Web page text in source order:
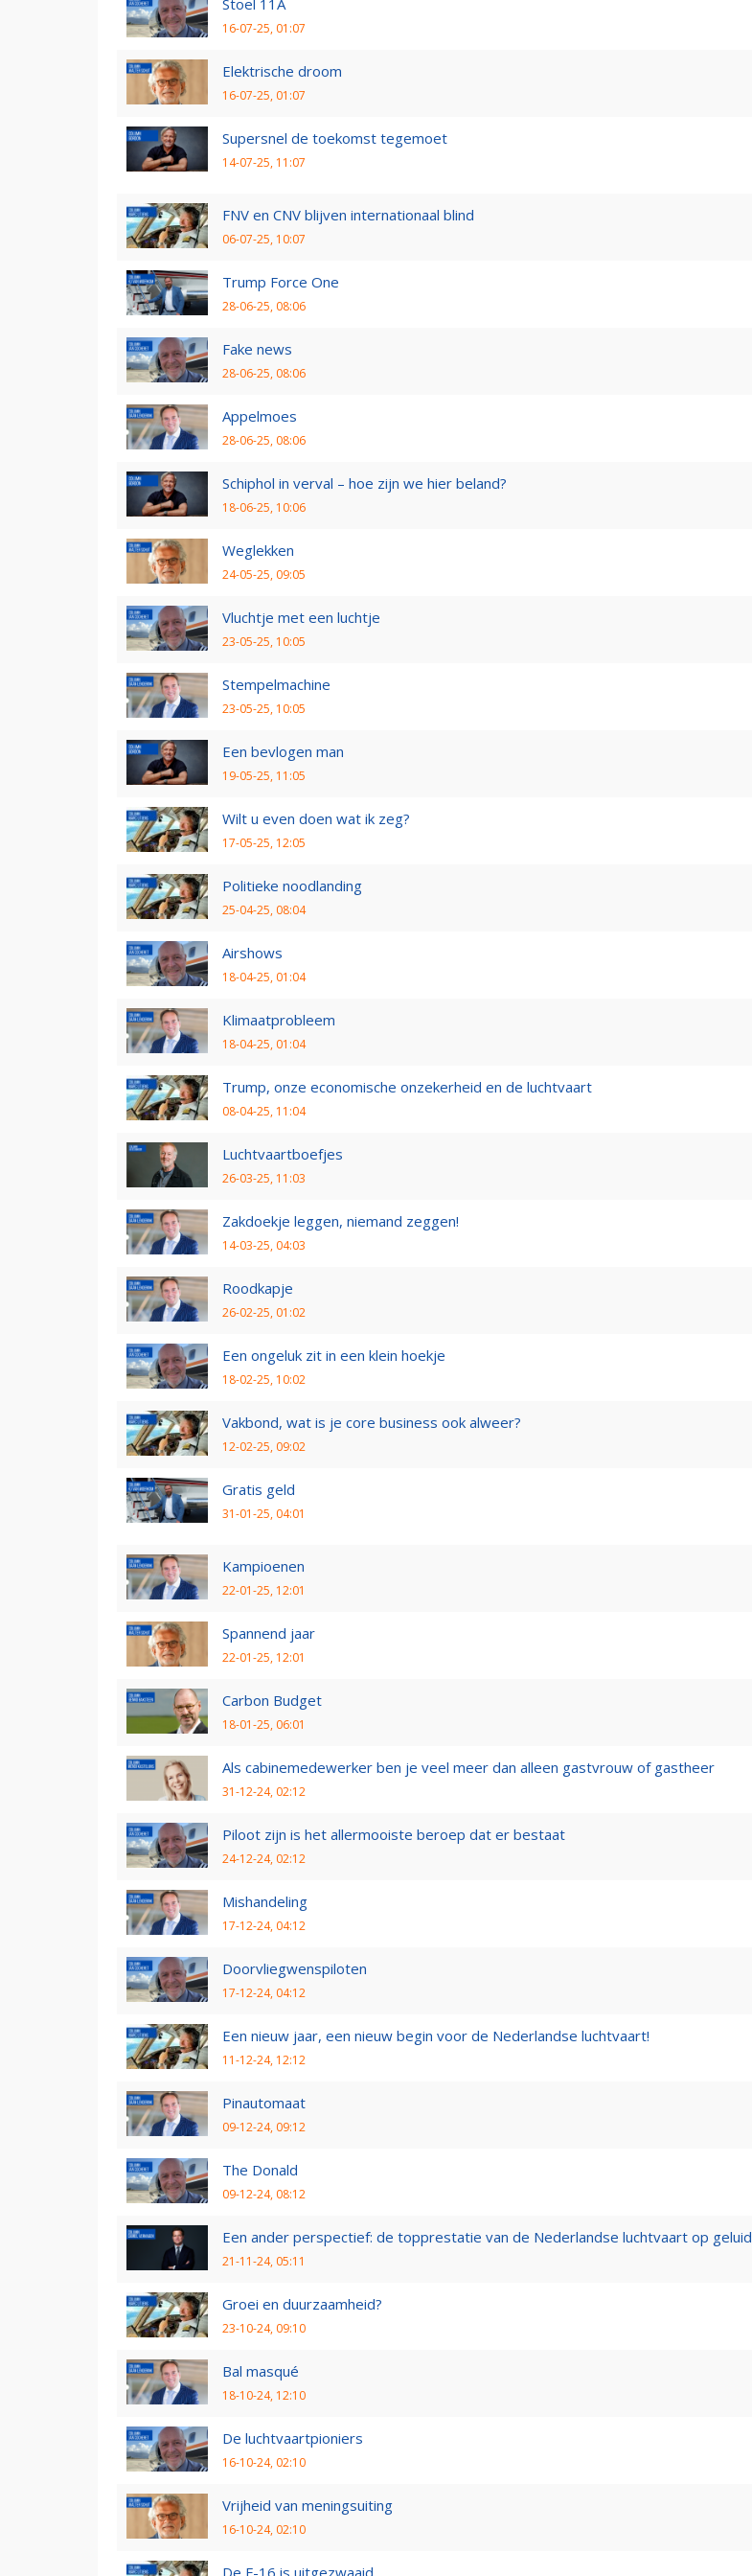
Stoel 11A
16-07-25, 01:07
Elektrische droom
16-07-25, 01:07
Supersnel de toekomst tegemoet
14-07-25, 11:07
FNV en CNV blijven internationaal blind
06-07-25, 10:07
Trump Force One
28-06-25, 08:06
Fake news
28-06-25, 08:06
Appelmoes
28-06-25, 08:06
Schiphol in verval – hoe zijn we hier beland?
18-06-25, 10:06
Weglekken
24-05-25, 09:05
Vluchtje met een luchtje
23-05-25, 10:05
Stempelmachine
23-05-25, 10:05
Een bevlogen man
19-05-25, 11:05
Wilt u even doen wat ik zeg?
17-05-25, 12:05
Politieke noodlanding
25-04-25, 08:04
Airshows
18-04-25, 01:04
Klimaatprobleem
18-04-25, 01:04
Trump, onze economische onzekerheid en de luchtvaart
08-04-25, 11:04
Luchtvaartboefjes
26-03-25, 11:03
Zakdoekje leggen, niemand zeggen!
14-03-25, 04:03
Roodkapje
26-02-25, 01:02
Een ongeluk zit in een klein hoekje
18-02-25, 10:02
Vakbond, wat is je core business ook alweer?
12-02-25, 09:02
Gratis geld
31-01-25, 04:01
Kampioenen
22-01-25, 12:01
Spannend jaar
22-01-25, 12:01
Carbon Budget
18-01-25, 06:01
Als cabinemedewerker ben je veel meer dan alleen gastvrouw of gastheer
31-12-24, 02:12
Piloot zijn is het allermooiste beroep dat er bestaat
24-12-24, 02:12
Mishandeling
17-12-24, 04:12
Doorvliegwenspiloten
17-12-24, 04:12
Een nieuw jaar, een nieuw begin voor de Nederlandse luchtvaart!
11-12-24, 12:12
Pinautomaat
09-12-24, 09:12
The Donald
09-12-24, 08:12
Een ander perspectief: de topprestatie van de Nederlandse luchtvaart op geluid
21-11-24, 05:11
Groei en duurzaamheid?
23-10-24, 09:10
Bal masqué
18-10-24, 12:10
De luchtvaartpioniers
16-10-24, 02:10
Vrijheid van meningsuiting
16-10-24, 02:10
De F-16 is uitgezwaaid